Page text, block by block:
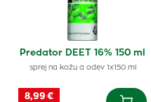
Predator DEET 16% 150 ml
sprej na kožu a odev 1x150 ml
8,99 €